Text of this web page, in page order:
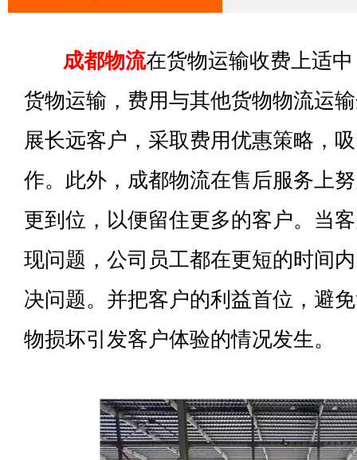
成都物流在货物运输收费上适
货物运输，费用与其他货物物流运
展长远客户，采取费用优惠策略，
作。此外，成都物流在售后服务上
更到位，以便留住更多的客户。当
现问题，公司员工都在更短的时间
决问题。并把客户的利益首位，避
物损坏引发客户体验的情况发生。